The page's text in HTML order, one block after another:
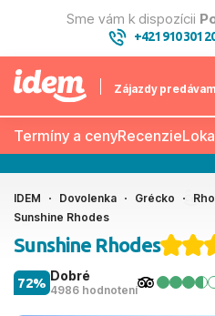
Sme vám k dispozícii
+421 910 301
Zájazdy
Termíny a cenyRecenzie
IDEM Dovolenka Grécko
Sunshine Rhodes
Sunshine Rhodes
Dobré
4986 hodnotení
72%